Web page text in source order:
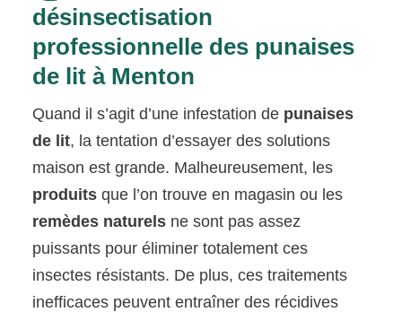
désinsectisation
professionnelle des punaises
de lit à Menton
Quand il s’agit d’une infestation de punaises
de lit, la tentation d’essayer des solutions
maison est grande. Malheureusement, les
produits que l’on trouve en magasin ou les
remèdes naturels ne sont pas assez
puissants pour éliminer totalement ces
insectes résistants. De plus, ces traitements
inefficaces peuvent entraîner des récidives